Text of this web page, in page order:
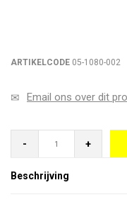
ARTIKELCODE 05-1080-002
Email ons over dit
- +
Beschrijving